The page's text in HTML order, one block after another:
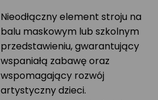
Nieodłączny element stroju na
balu maskowym lub szkolnym
przedstawieniu, gwarantujący
wspaniałą zabawę oraz
wspomagający rozwój
artystyczny dzieci.